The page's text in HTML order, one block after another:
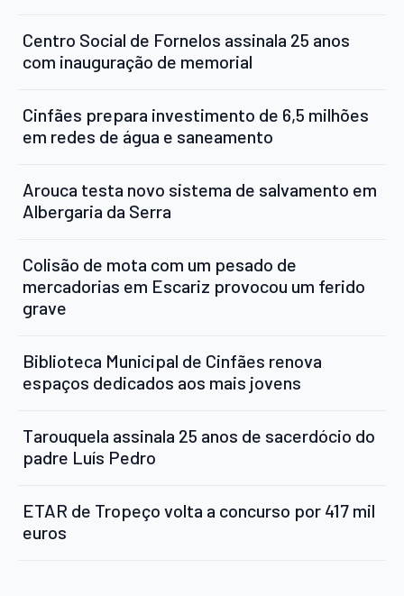
Centro Social de Fornelos assinala 25 anos
com inauguração de memorial
Cinfães prepara investimento de 6,5 milhões
em redes de água e saneamento
Arouca testa novo sistema de salvamento em
Albergaria da Serra
Colisão de mota com um pesado de
mercadorias em Escariz provocou um ferido
grave
Biblioteca Municipal de Cinfães renova
espaços dedicados aos mais jovens
Tarouquela assinala 25 anos de sacerdócio do
padre Luís Pedro
ETAR de Tropeço volta a concurso por 417 mil
euros